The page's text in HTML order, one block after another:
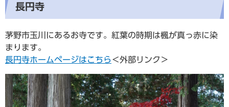
長円寺
茅野市玉川にあるお寺です。紅葉の時期は楓が真っ赤に染
まります。
長円寺ホームページはこちら ＜外部リンク＞